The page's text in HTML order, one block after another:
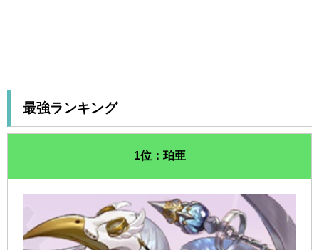
最強ランキング
1位：珀亜